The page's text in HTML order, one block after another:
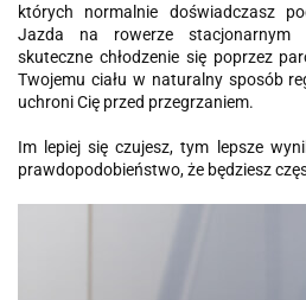
których normalnie doświadczasz
Jazda na rowerze stacjonarnym
skuteczne chłodzenie się poprzez
Twojemu ciału w naturalny sposób
uchroni Cię przed przegrzaniem.
Im lepiej się czujesz, tym lepsze
prawdopodobieństwo, że będziesz